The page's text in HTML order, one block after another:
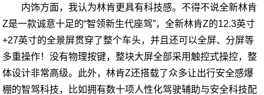
内饰方面，我认为林肯更具有科技感。不得不说全新林肯
Z是一款诚意十足的“智领新生代座驾”，全新林肯Z的12.3英寸
+27英寸的全景屏贯穿了整个车头，并且还可以全屏、分屏等
多重操作！没有物理按键，整块大屏全部采用触控式操控，整
体设计非常高级。此外，林肯Z还搭载了众多让出行安全感爆
棚的智驾科技，比如拥有数十项人性化驾驶辅助与安全科技配